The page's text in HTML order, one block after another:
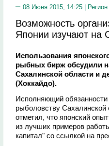
08 Июня 2015, 14:25 |
Возможность
Японии изучают на
Использования
рыбных бирж обсудили
Сахалинской области и
(Хоккайдо).
Исполняющий обязанности
рыболовству Сахалинской
отметил, что японский
из лучших примеров
капитал" со ссылкой на